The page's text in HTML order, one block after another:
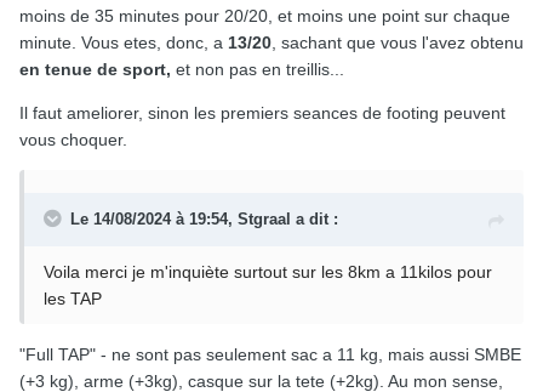
moins de 35 minutes pour 20/20, et moins une point sur chaque
minute. Vous etes, donc, a 13/20 , sachant que vous l'avez obtenu
en tenue de sport, et non pas en treillis...
Il faut ameliorer, sinon les premiers seances de footing peuvent
vous choquer.
Le 14/08/2024 à 19:54, Stgraal a dit :
Voila merci je m'inquiète surtout sur les 8km a 11kilos pour
les TAP
"Full TAP" - ne sont pas seulement sac a 11 kg, mais aussi SMBE
(+3 kg), arme (+3kg), casque sur la tete (+2kg). Au mon sense,